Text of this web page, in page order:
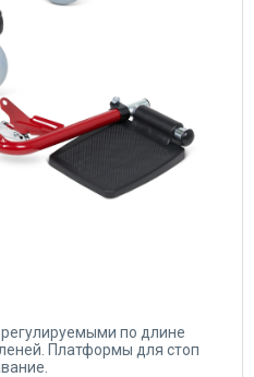
по длине
Платформы для стоп